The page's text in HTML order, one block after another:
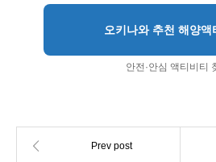
오키나와 추천 해양액
안전·안심 액티비티